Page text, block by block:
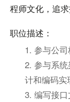
程师文化，追求
职位描述：
1. 参与公
2. 参与系
计和编码实
3. 编写接